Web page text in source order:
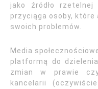
jako źródło
przyciąga osoby,
swoich problemów.
Media
platformą do
zmian w prawie
kancelarii